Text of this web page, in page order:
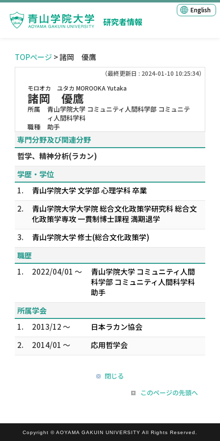
研究者情報
English
TOPページ > 諸岡 優鷹
（最終更新日 : 2024-01-10 10:25:34）
モロオカ ユタカ MOROOKA Yutaka
諸岡 優鷹
所属
青山学院大学 コミュニティ人間科学部 コミュニテ
ィ人間科学科
職種
助手
専門分野及び関連分野
哲学、精神分析(ラカン)
学歴・学位
1.
青山学院大学 文学部 心理学科 卒業
2.
青山学院大学大学院 総合文化政策学研究科 総合文
化政策学専攻 一貫制博士課程 満期退学
3.
青山学院大学 修士(総合文化政策学)
職歴
1.
2022/04/01 ～
青山学院大学 コミュニティ人間
科学部 コミュニティ人間科学科
助手
所属学会
1.
2013/12 ～
日本ラカン協会
2.
2014/01 ～ 応用哲学会
閉じる
このページの先頭へ
Copyright © AOYAMA GAKUIN UNIVERSITY All Rights Reserved.